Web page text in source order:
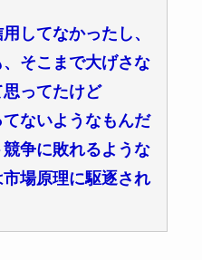
してなかったし、
そこまで大げさな
ってたけど
ないようなもんだ
争に敗れるような
場原理に駆逐され